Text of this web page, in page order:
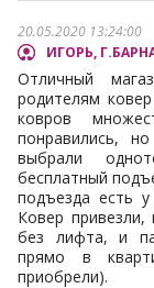
20.05.2020 13:24:00
ИГОРЬ,
Отличный
родителям
ковров
понравились,
выбрали
бесплатный
подъезда есть
Ковер
без лифта, и
прямо в
приобрели).